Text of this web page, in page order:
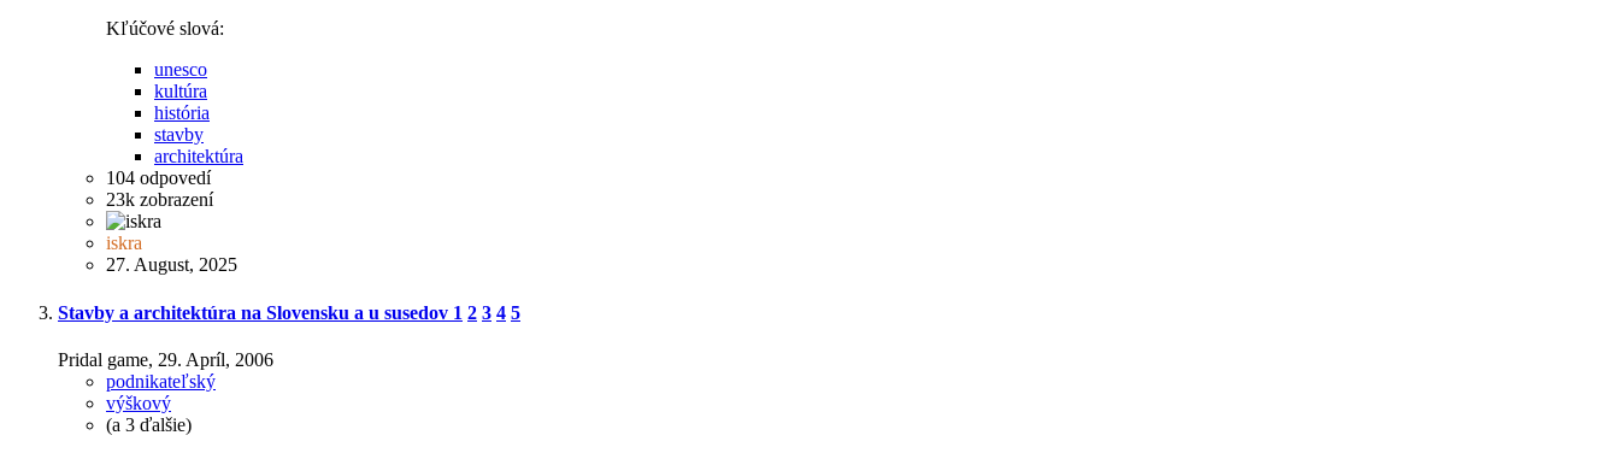
Kľúčové slová:
unesco
kultúra
história
stavby
architektúra
104 odpovedí
23k zobrazení
iskra
27. August, 2025
Stavby a architektúra na Slovensku a u susedov 1 2 3 4 5
Pridal game, 29. Apríl, 2006
podnikateľský
výškový
(a 3 ďalšie)